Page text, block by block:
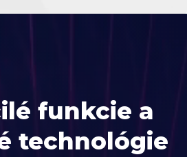
funkcie a
technológie